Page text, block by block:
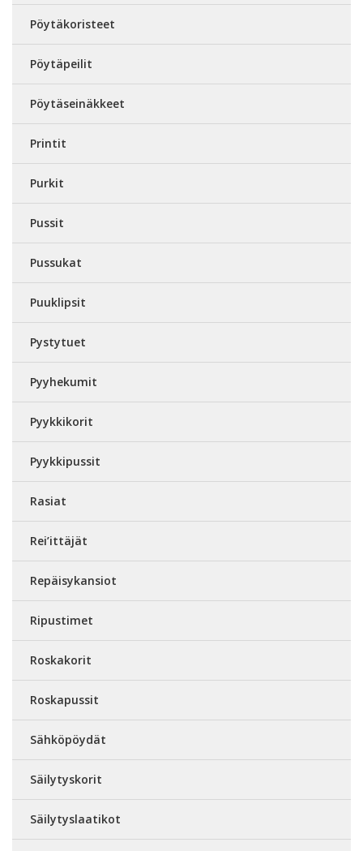
Pöytäkoristeet
Pöytäpeilit
Pöytäseinäkkeet
Printit
Purkit
Pussit
Pussukat
Puuklipsit
Pystytuet
Pyyhekumit
Pyykkikorit
Pyykkipussit
Rasiat
Rei’ittäjät
Repäisykansiot
Ripustimet
Roskakorit
Roskapussit
Sähköpöydät
Säilytyskorit
Säilytyslaatikot